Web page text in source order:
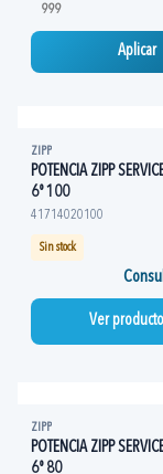
Aplicar
ZIPP
POTENCIA ZIPP
6º 100
41714020100
Sin stock
Ver producto
ZIPP
POTENCIA ZIPP
6º 80